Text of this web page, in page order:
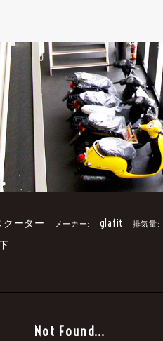
クーター メーカー: glafit 排気量:
Not Found...
中古車